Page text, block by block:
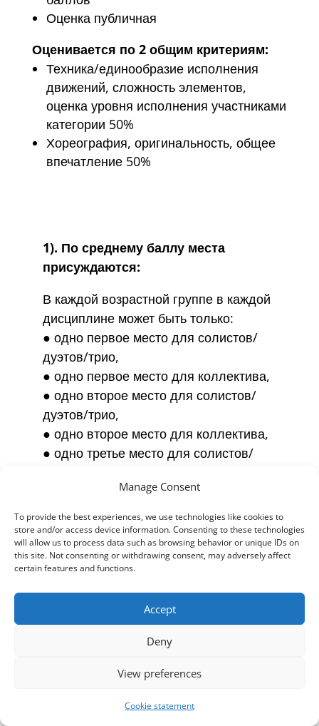
Manage Consent
To provide the best experiences, we use technologies like cookies to
store and/or access device information. Consenting to these technologies
will allow us to process data such as browsing behavior or unique IDs on
this site. Not consenting or withdrawing consent, may adversely affect
certain features and functions.
Accept
Deny
View preferences
Cookie statement
Оценка публичная
Оценивается по 2 общим критериям:
Техника/единообразие исполнения
движений, сложность элементов,
оценка уровня исполнения участниками
категории 50%
Хореография, оригинальность, общее
впечатление 50%
​1). По среднему баллу места
присуждаются:
В каждой возрастной группе в каждой
дисциплине может быть только:
● одно первое место для солистов/
дуэтов/трио,
● одно первое место для коллектива,
● одно второе место для солистов/
дуэтов/трио,
● одно второе место для коллектива,
● одно третье место для солистов/
● одно третье место для коллектива.
Место определяется по количеству
набранных баллов. Как солисты/
дуэты/трио, так и коллективы
церемонии награждения. Солисты/
дуэты/трио и коллективы, занявшие
получат кубки. В каждой возрастной
который, по мнению жюри, выступил